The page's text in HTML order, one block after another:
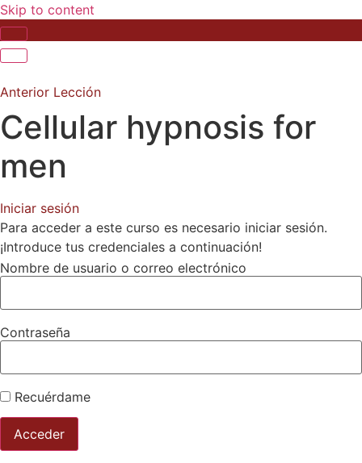
Skip to content
Anterior Lección
Cellular hypnosis for
men
Iniciar sesión
Para acceder a este curso es necesario iniciar sesión.
¡Introduce tus credenciales a continuación!
Nombre de usuario o correo electrónico
Contraseña
Recuérdame